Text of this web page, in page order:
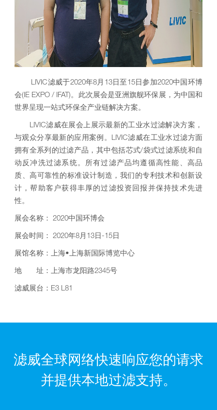
LIVIC滤威于2020年8月13日至15日参加2020中国环博
会(IE EXPO / IFAT)。此次展会是亚洲旗舰环保展，为中国和
世界呈现一站式环保全产业链解决方案。
LIVIC滤威在展会上展示最新的工业水过滤解决方案，
与观众分享最新的应用案例。LIVIC滤威在工业水过滤方面
拥有全系列的过滤产品，其中包括芯式/袋式过滤系统和自
动反冲洗过滤系统。所有过滤产品均遵循高性能、高品
质、高可靠性的标准设计制造，我们的专利技术和创新设
计，帮助客户获得丰厚的过滤投资回报并保持技术先进
性。
展会名称： 2020中国环博会
展会时间： 2020年8月13日-15日
展馆名称：上海•上海新国际博览中心
地 址：上海市龙阳路2345号
滤威展台：E3 L81
滤威全球网络快速响应您的请求
并提供本地过滤支持。